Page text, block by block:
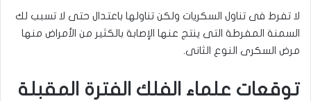
لا تفرط فى تناول السكريات ولكن تناولها باعتدال حتى لا تسبب لك
السمنة المفرطة التى ينتج عنها الإصابة بالكثير من الأمراض منها
مرض السكرى النوع الثانى.
توقعات علماء الفلك الفترة المقبلة